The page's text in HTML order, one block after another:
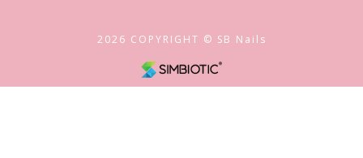
2026 COPYRIGHT © SB Nails